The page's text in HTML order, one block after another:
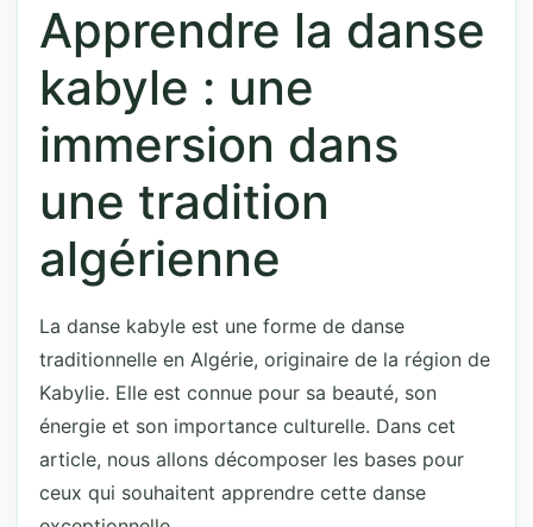
Apprendre la danse
kabyle : une
immersion dans
une tradition
algérienne
La danse kabyle est une forme de danse
traditionnelle en Algérie, originaire de la région de
Kabylie. Elle est connue pour sa beauté, son
énergie et son importance culturelle. Dans cet
article, nous allons décomposer les bases pour
ceux qui souhaitent apprendre cette danse